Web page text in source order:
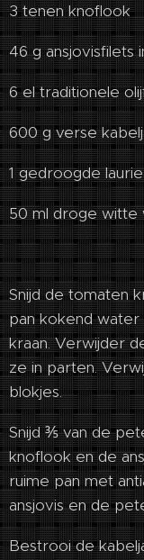
3 tenen knoflook
46 g ansjovisfilets
6 el traditionele
600 g verse
1 gedroogde
50 ml droge witte
Snijd de tomaten
pan kokend
kraan. Verwijder
ze in parten.
blokjes.
Snijd ⅗ van de
knoflook en de
ruime pan met
ansjovis en de
Bestrooi de